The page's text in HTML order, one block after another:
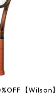
【Wilson】